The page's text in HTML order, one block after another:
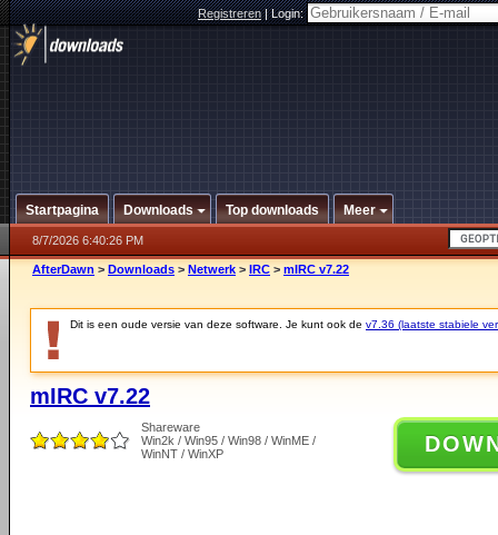
Registreren|Login:
Startpagina Downloads Top downloads Meer
8/7/2026 6:40:26 PM
AfterDawn > Downloads > Netwerk > IRC > mIRC v7.22
Dit is een oude versie van deze software. Je kunt ook de v7.36 (laatste stabiele
mIRC v7.22
Shareware
Win2k / Win95 / Win98 / WinME /
WinNT / WinXP